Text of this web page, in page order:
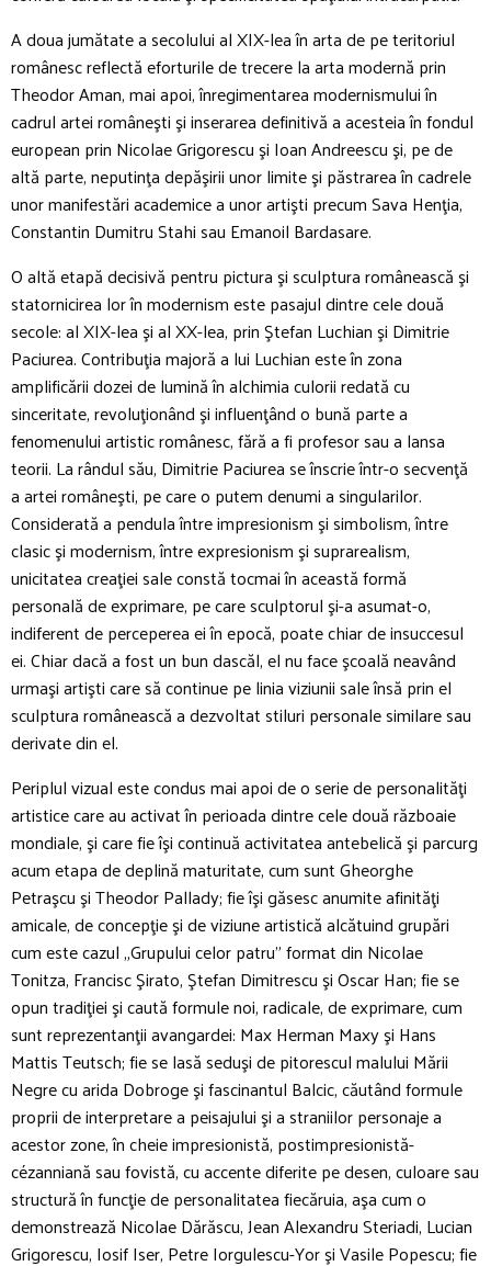
A doua jumătate a secolului al XIX-lea în arta de pe teritoriul
românesc reflectă eforturile de trecere la arta modernă prin
Theodor Aman, mai apoi, înregimentarea modernismului în
cadrul artei româneşti şi inserarea definitivă a acesteia în fondul
european prin Nicolae Grigorescu şi Ioan Andreescu şi, pe de
altă parte, neputinţa depăşirii unor limite şi păstrarea în cadrele
unor manifestări academice a unor artişti precum Sava Henţia,
Constantin Dumitru Stahi sau Emanoil Bardasare.
O altă etapă decisivă pentru pictura şi sculptura românească şi
statornicirea lor în modernism este pasajul dintre cele două
secole: al XIX-lea şi al XX-lea, prin Ştefan Luchian şi Dimitrie
Paciurea. Contribuţia majoră a lui Luchian este în zona
amplificării dozei de lumină în alchimia culorii redată cu
sinceritate, revoluţionând şi influenţând o bună parte a
fenomenului artistic românesc, fără a fi profesor sau a lansa
teorii. La rândul său, Dimitrie Paciurea se înscrie într-o secvenţă
a artei româneşti, pe care o putem denumi a singularilor.
Considerată a pendula între impresionism şi simbolism, între
clasic şi modernism, între expresionism şi suprarealism,
unicitatea creaţiei sale constă tocmai în această formă
personală de exprimare, pe care sculptorul şi-a asumat-o,
indiferent de perceperea ei în epocă, poate chiar de insuccesul
ei. Chiar dacă a fost un bun dascăl, el nu face şcoală neavând
urmaşi artişti care să continue pe linia viziunii sale însă prin el
sculptura românească a dezvoltat stiluri personale similare sau
derivate din el.
Periplul vizual este condus mai apoi de o serie de personalităţi
artistice care au activat în perioada dintre cele două războaie
mondiale, şi care fie îşi continuă activitatea antebelică şi parcurg
acum etapa de deplină maturitate, cum sunt Gheorghe
Petraşcu şi Theodor Pallady; fie îşi găsesc anumite afinităţi
amicale, de concepţie şi de viziune artistică alcătuind grupări
cum este cazul „Grupului celor patru” format din Nicolae
Tonitza, Francisc Şirato, Ştefan Dimitrescu şi Oscar Han; fie se
opun tradiţiei şi caută formule noi, radicale, de exprimare, cum
sunt reprezentanţii avangardei: Max Herman Maxy şi Hans
Mattis Teutsch; fie se lasă seduşi de pitorescul malului Mării
Negre cu arida Dobroge şi fascinantul Balcic, căutând formule
proprii de interpretare a peisajului şi a straniilor personaje a
acestor zone, în cheie impresionistă, postimpresionistă-
cézanniană sau fovistă, cu accente diferite pe desen, culoare sau
structură în funcţie de personalitatea fiecăruia, aşa cum o
demonstrează Nicolae Dărăscu, Jean Alexandru Steriadi, Lucian
Grigorescu, Iosif Iser, Petre Iorgulescu-Yor şi Vasile Popescu; fie